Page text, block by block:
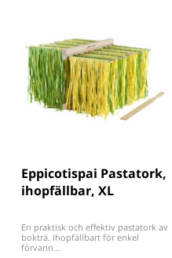
Eppicotispai Pastatork,
ihopfällbar, XL
En praktisk och effektiv pastatork av
bokträ. Ihopfällbart för enkel
förvarin...